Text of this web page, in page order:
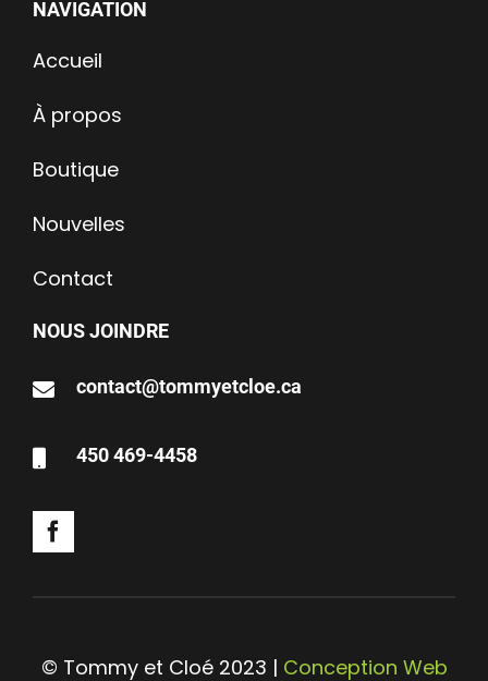
NAVIGATION
Accueil
À propos
Boutique
Nouvelles
Contact
NOUS JOINDRE
contact@tommyetcloe.ca
450 469-4458
© Tommy et Cloé 2023 | Conception Web